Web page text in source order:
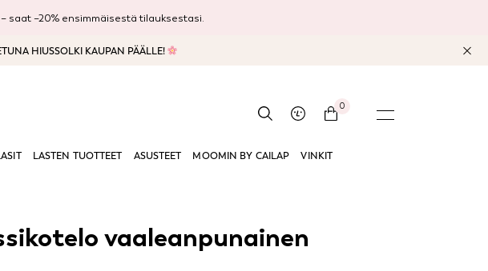
– saat –20% ensimmäisestä tilauksestasi.
HIUSSOLKI KAUPAN PÄÄLLE!
0
LASTEN TUOTTEET ASUSTEET MOOMIN BY CAILAP VINKIT
vaaleanpunainen